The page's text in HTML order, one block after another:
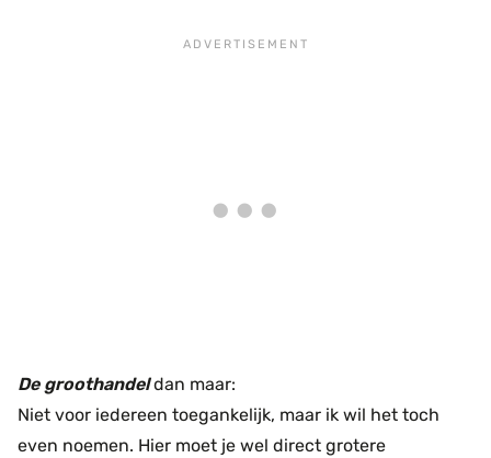
De groothandeldan maar:
Niet voor iedereen toegankelijk, maar ik wil het toch
even noemen. Hier moet je wel direct grotere